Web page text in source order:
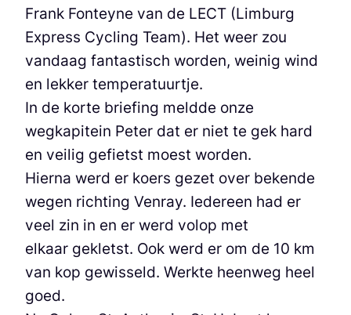
Frank Fonteyne van de LECT (Limburg
Express Cycling Team). Het weer zou
vandaag fantastisch worden, weinig wind
en lekker temperatuurtje.
In de korte briefing meldde onze
wegkapitein Peter dat er niet te gek hard
en veilig gefietst moest worden.
Hierna werd er koers gezet over bekende
wegen richting Venray. Iedereen had er
veel zin in en er werd volop met
elkaar gekletst. Ook werd er om de 10 km
van kop gewisseld. Werkte heenweg heel
goed.